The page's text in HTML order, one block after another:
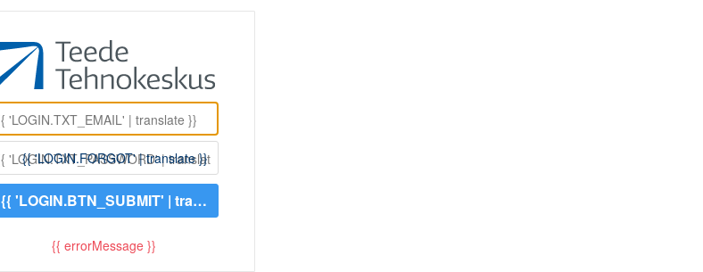
{{ 'LOGIN.FORGOT' | translate }}
{{ 'LOGIN.BTN_SUBMIT' | translate }}
{{ errorMessage }}